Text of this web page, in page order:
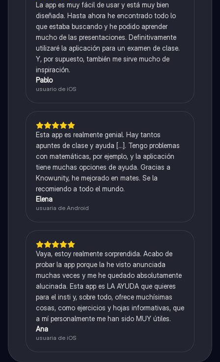
La app es muy fácil de usar y está muy bien
diseñada. Hasta ahora he encontrado todo lo
que estaba buscando y he podido aprender
mucho de las presentaciones. Definitivamente
utilizaré la aplicación para un examen de clase.
Y, por supuesto, también me sirve mucho de
inspiración.
Pablo
usuario de iOS
Esta app es realmente genial. Hay tantos
apuntes de clase y ayuda [...]. Tengo problemas
con matemáticas, por ejemplo, y la aplicación
tiene muchas opciones de ayuda. Gracias a
Knowunity, he mejorado en mates. Se la
recomiendo a todo el mundo.
Elena
usuaria de Android
Vaya, estoy realmente sorprendida. Acabo de
probar la app porque la he visto anunciada
muchas veces y me he quedado absolutamente
alucinada. Esta app es LA AYUDA que quieres
para el insti y, sobre todo, ofrece muchísimas
cosas, como ejercicios y hojas informativas, que
a mí personalmente me han sido MUY útiles.
Ana
usuaria de iOS